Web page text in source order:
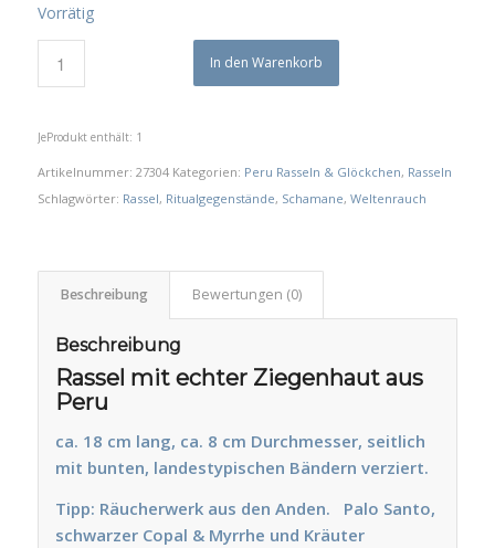
Vorrätig
In den Warenkorb
Produkt enthält: 1
Je
Artikelnummer: 27304 Kategorien: Peru Rasseln & Glöckchen, Rasseln
Schlagwörter: Rassel, Ritualgegenstände, Schamane, Weltenrauch
Beschreibung Bewertungen (0)
Beschreibung
Rassel mit echter Ziegenhaut aus
Peru
ca. 18 cm lang, ca. 8 cm Durchmesser, seitlich
mit bunten, landestypischen Bändern verziert.
Tipp: Räucherwerk aus den Anden.
Palo Santo,
schwarzer Copal & Myrrhe und Kräuter